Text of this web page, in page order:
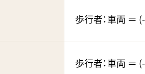
歩行者：車両 ＝
歩行者：車両 ＝